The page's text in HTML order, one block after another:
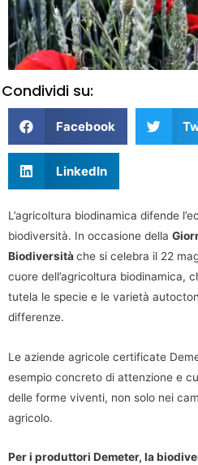
Condividi su:
Facebook
LinkedIn
L’agricoltura biodinamica difende
biodiversità. In occasione della
Biodiversitàche si celebra il 22
cuore dell’agricoltura biodinamica,
tutela le specie e le varietà
differenze.
Le aziende agricole certificate
esempio concreto di attenzione e
delle forme viventi, non solo nei
agricolo.
Per i produttori Demeter, la